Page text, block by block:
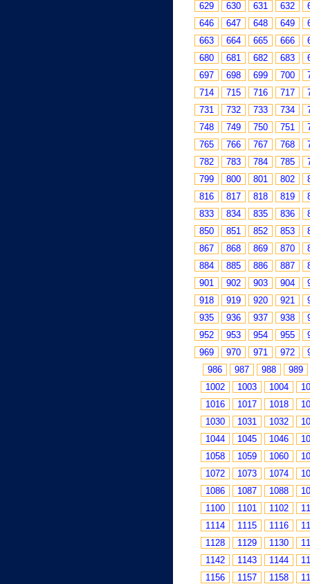
629
630 631 632
646
647 648 649
663
664 665 666
680
681 682 683
697
698 699 700
714
715 716 717
731
732 733 734
748
749 750 751
765
766 767 768
782
783 784 785
799
800 801 802
816
817 818 819
833
834 835 836
850
851 852 853
867
868 869 870
884
885 886 887
901
902 903 904
918
919 920 921
935
936 937 938
952
953 954 955
969
970 971 972
986
987 988
989
1002
1003 1004
1016
1017 1018
1030
1031 1032
1044
1045 1046
1058
1059 1060
1072
1073 1074
1086
1087 1088
1100
1101 1102
1114
1115 1116
1128
1129 1130
1142
1143 1144
1156
1157 1158